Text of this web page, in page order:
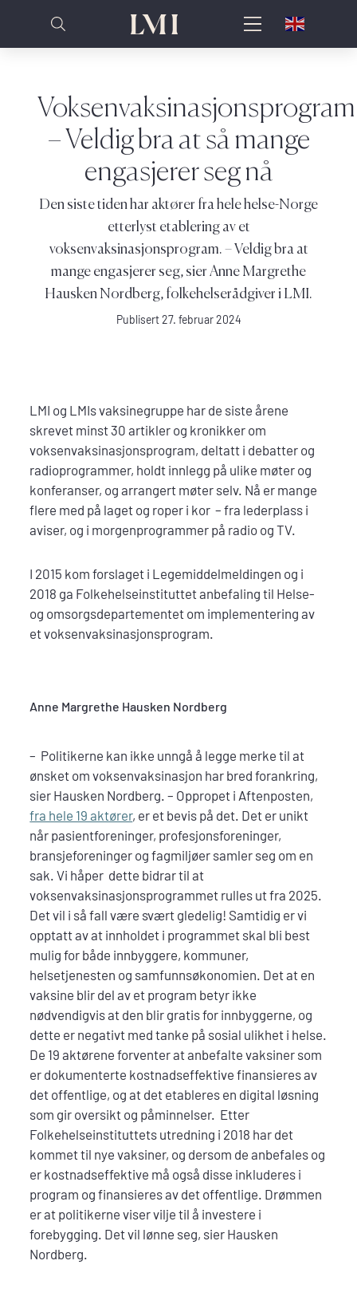
– Veldig bra at så mange
engasjerer seg nå
Den siste tiden har aktører fra hele helse-Norge
etterlyst etablering av et
voksenvaksinasjonsprogram. – Veldig bra at
mange engasjerer seg, sier Anne Margrethe
Hausken Nordberg, folkehelserådgiver i LMI.
Publisert 27. februar 2024
LMI og LMIs vaksinegruppe har de siste årene
skrevet minst 30 artikler og kronikker om
voksenvaksinasjonsprogram, deltatt i debatter og
radioprogrammer, holdt innlegg på ulike møter og
konferanser, og arrangert møter selv. Nå er mange
flere med på laget og roper i kor – fra lederplass i
aviser, og i morgenprogrammer på radio og TV.
I 2015 kom forslaget i Legemiddelmeldingen og i
2018 ga Folkehelseinstituttet anbefaling til Helse-
og omsorgsdepartementet om implementering av
et voksenvaksinasjonsprogram.
Anne Margrethe Hausken Nordberg
– Politikerne kan ikke unngå å legge merke til at
ønsket om voksenvaksinasjon har bred forankring,
sier Hausken Nordberg. – Oppropet i Aftenposten,
fra hele 19 aktører, er et bevis på det. Det er unikt
når pasientforeninger, profesjonsforeninger,
bransjeforeninger og fagmiljøer samler seg om en
sak. Vi håper dette bidrar til at
voksenvaksinasjonsprogrammet rulles ut fra 2025.
Det vil i så fall være svært gledelig! Samtidig er vi
opptatt av at innholdet i programmet skal bli best
mulig for både innbyggere, kommuner,
helsetjenesten og samfunnsøkonomien. Det at en
vaksine blir del av et program betyr ikke
nødvendigvis at den blir gratis for innbyggerne, og
dette er negativt med tanke på sosial ulikhet i helse.
De 19 aktørene forventer at anbefalte vaksiner som
er dokumenterte kostnadseffektive finansieres av
det offentlige, og at det etableres en digital løsning
som gir oversikt og påminnelser. Etter
Folkehelseinstituttets utredning i 2018 har det
kommet til nye vaksiner, og dersom de anbefales og
er kostnadseffektive må også disse inkluderes i
program og finansieres av det offentlige. Drømmen
er at politikerne viser vilje til å investere i
forebygging. Det vil lønne seg, sier Hausken
Nordberg.